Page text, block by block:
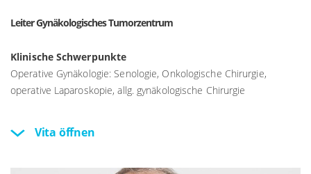
Leiter Gynäkologisches Tumorzentrum
Klinische Schwerpunkte
Operative Gynäkologie: Senologie, Onkologische Chirurgie,
operative Laparoskopie, allg. gynäkologische Chirurgie
Vita öffnen